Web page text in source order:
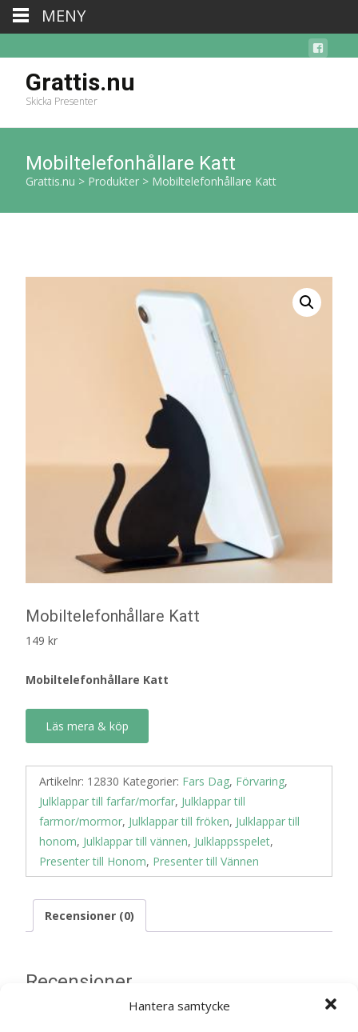
Hantera samtycke
Grattis.nu
Skicka Presenter
Mobiltelefonhållare Katt
Grattis.nu > Produkter > Mobiltelefonhållare Katt
Mobiltelefonhållare Katt
149 kr
Mobiltelefonhållare Katt
Läs mera & köp
Artikelnr: 12830 Kategorier: Fars Dag, Förvaring,
Julklappar till farfar/morfar, Julklappar till
farmor/mormor, Julklappar till fröken, Julklappar till
honom, Julklappar till vännen, Julklappsspelet,
Presenter till Honom, Presenter till Vännen
Recensioner (0)
Recensioner
MENY